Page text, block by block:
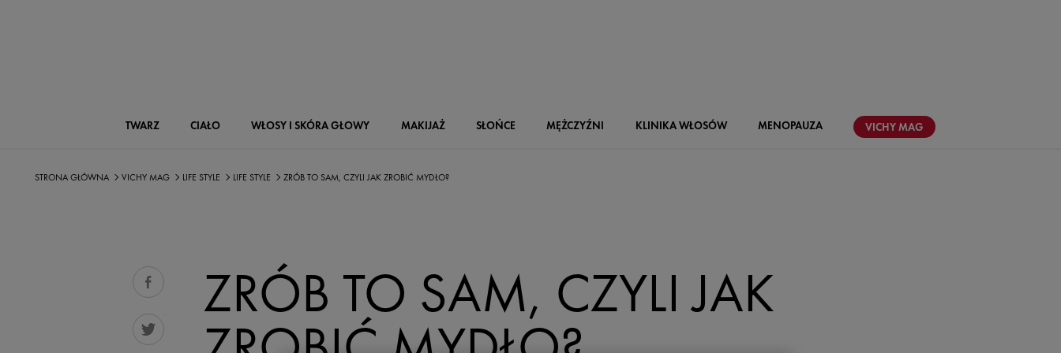
TWARZ CIAŁO WŁOSY I SKÓRA GŁOWY MAKIJAŻ SŁOŃCE MĘŻCZYŹNI KLINIKA WŁOSÓW MENOPAUZA VICHY MAG
STRONA GŁÓWNA VICHY MAG LIFE STYLE LIFE STYLE ZRÓB TO SAM, CZYLI JAK ZROBIĆ MYDŁO?
ZRÓB TO SAM, CZYLI JAK